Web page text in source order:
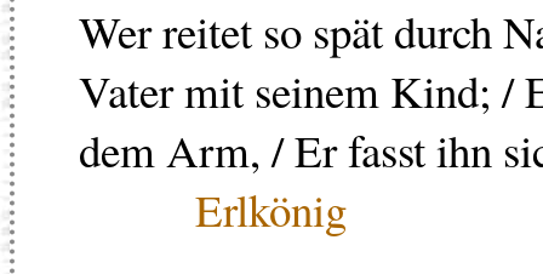
Wer reitet so spät durch
Vater mit seinem Kind; /
dem Arm, / Er fasst ihn
Erlkönig